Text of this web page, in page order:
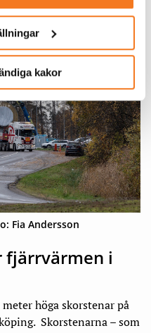
kakor
Fia Andersson
fjärrvärmen i
höga skorstenar på
Skorstenarna – som